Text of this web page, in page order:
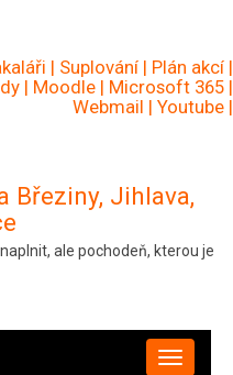
| Suplování | Plán akcí |
| Moodle | Microsoft 365 |
Webmail | Youtube |
Březiny, Jihlava,
ale pochodeň, kterou je